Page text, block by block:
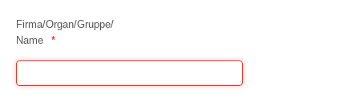
Firma/Organ/Gruppe/
Name